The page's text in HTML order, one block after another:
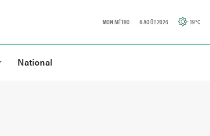
MON MÉTRO 6 AOÛT 2026 19°C
National